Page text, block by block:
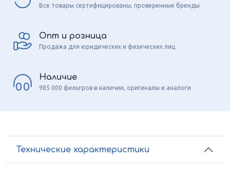
Все товары сертифицированы, проверенные бренды
Опт и розница
Продажа для юридических и физических лиц
Наличие
985 000 фильтров в наличии, оригиналы и аналоги
Технические характеристики